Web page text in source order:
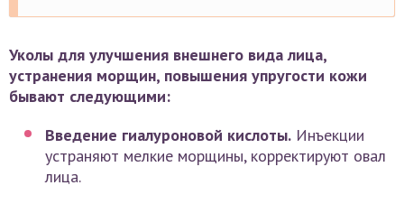
Уколы для улучшения внешнего вида лица,
устранения морщин, повышения упругости кожи
бывают следующими:
Введение гиалуроновой кислоты. Инъекции
устраняют мелкие морщины, корректируют овал
лица.